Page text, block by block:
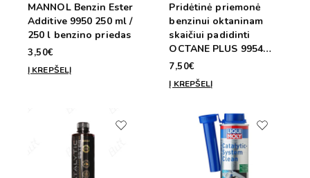
MANNOL Benzin Ester
Additive 9950 250 ml /
250 l benzino priedas
3,50€
Į KREPŠELĮ
Pridėtinė priemonė
benzinui oktaninam
skaičiui padidinti
OCTANE PLUS 9954
MANNOL + 6 taškai
450ml / 45l
7,50€
Į KREPŠELĮ